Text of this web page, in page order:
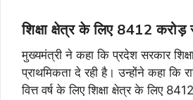
शिक्षा क्षेत्र के लिए 8412 करोड़
मुख्यमंत्री ने कहा कि प्रदेश सरकार
प्राथमिकता दे रही है। उन्होंने कहा कि
वित्त वर्ष के लिए शिक्षा क्षेत्र के लिए